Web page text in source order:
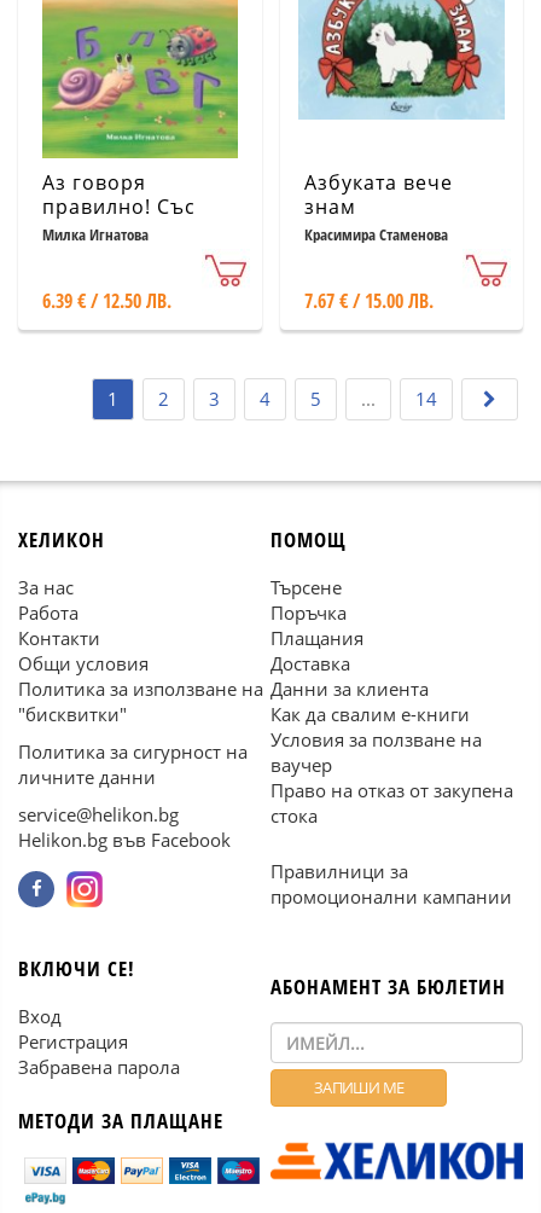
Аз говоря
правилно! Със
стихове
интересни учим
(П,В,Г,Б)
Милка Игнатова
6.39 € / 12.50 ЛВ.
Азбуката вече
знам
Красимира Стаменова
7.67 € / 15.00 ЛВ.
1 2 3 4 5 ... 14
ХЕЛИКОН
За нас
Работа
Контакти
Общи условия
Политика за използване на
"бисквитки"
Политика за сигурност на
личните данни
service@helikon.bg
Helikon.bg във Facebook
ПОМОЩ
Търсене
Поръчка
Плащания
Доставка
Данни за клиента
Как да свалим е-книги
Условия за ползване на
ваучер
Право на отказ от закупена
стока
Правилници за
промоционални кампании
ВКЛЮЧИ СЕ!
Вход
Регистрация
Забравена парола
МЕТОДИ ЗА ПЛАЩАНЕ
АБОНАМЕНТ ЗА БЮЛЕТИН